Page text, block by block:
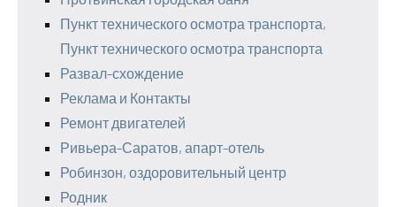
Пункт технического осмотра транспорта,
Пункт технического осмотра транспорта
Развал-схождение
Реклама и Контакты
Ремонт двигателей
Ривьера-Саратов, апарт-отель
Робинзон, оздоровительный центр
Родник